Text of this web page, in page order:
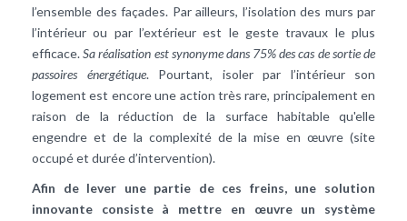
l’ensemble des façades. Par ailleurs, l’isolation des murs par
l’intérieur ou par l’extérieur est le geste travaux le plus
efficace.Sa réalisation est synonyme dans 75% des cas de sortie de
passoires énergétique. Pourtant, isoler par l’intérieur son
logement est encore une action très rare, principalement en
raison de la réduction de la surface habitable qu'elle
engendre et de la complexité de la mise en œuvre (site
occupé et durée d’intervention).
Afin de lever une partie de ces freins, une solution
innovante consiste à mettre en œuvre un système